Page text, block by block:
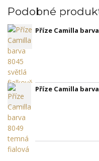
Podobné
Příze Camilla
Příze Camilla